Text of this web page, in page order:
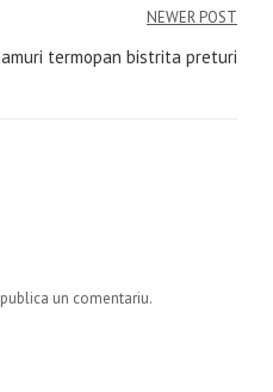
NEWER POST
termopan bistrita preturi
un comentariu.